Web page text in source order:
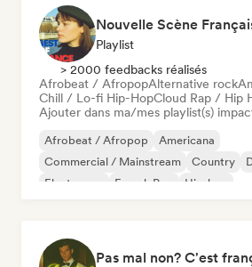
Playlist
> 2000 feedbacks réalisés
Afrobeat / AfropopAlternative rock
Chill / Lo-fi Hip-HopCloud Rap / Hip
Ajouter dans ma/mes playlist(s)
Afrobeat / Afropop
Americana
Commercial / Mainstream
Country
Electropop
French Pop Hip-hop
Pas mal non? C'est